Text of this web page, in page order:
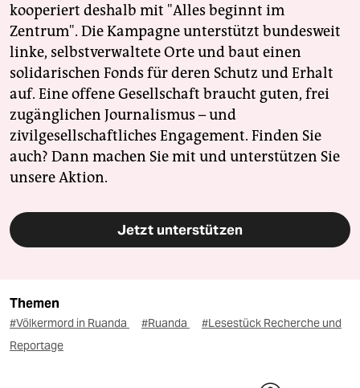
kooperiert deshalb mit "Alles beginnt im
Zentrum". Die Kampagne unterstützt bundesweit
linke, selbstverwaltete Orte und baut einen
solidarischen Fonds für deren Schutz und Erhalt
auf. Eine offene Gesellschaft braucht guten, frei
zugänglichen Journalismus – und
zivilgesellschaftliches Engagement. Finden Sie
auch? Dann machen Sie mit und unterstützen Sie
unsere Aktion.
Jetzt unterstützen
Themen
#Völkermord in Ruanda #Ruanda
#Lesestück Recherche und
Reportage